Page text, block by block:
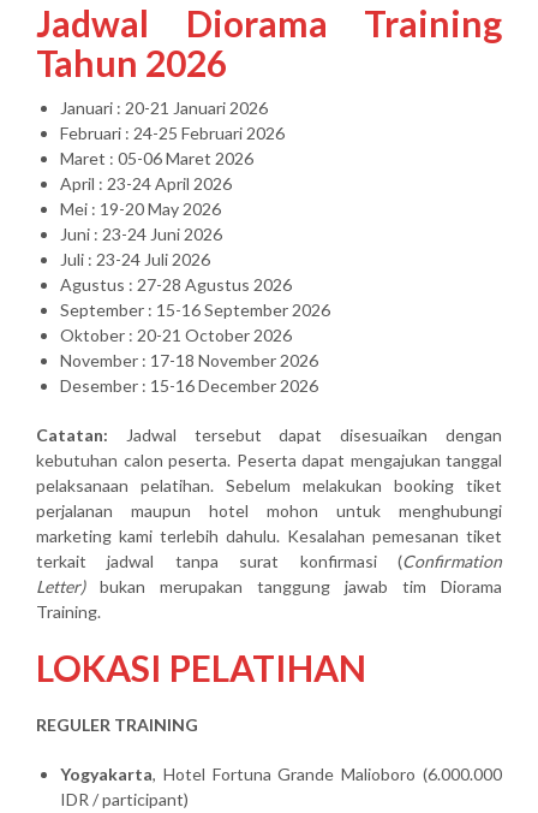
Jadwal Diorama Training
Tahun 2026
Januari : 20-21 Januari 2026
Februari : 24-25 Februari 2026
Maret : 05-06 Maret 2026
April : 23-24 April 2026
Mei : 19-20 May 2026
Juni : 23-24 Juni 2026
Juli : 23-24 Juli 2026
Agustus : 27-28 Agustus 2026
September : 15-16 September 2026
Oktober : 20-21 October 2026
November : 17-18 November 2026
Desember : 15-16 December 2026
Catatan: Jadwal tersebut dapat disesuaikan dengan
kebutuhan calon peserta. Peserta dapat mengajukan tanggal
pelaksanaan pelatihan. Sebelum melakukan booking tiket
perjalanan maupun hotel mohon untuk menghubungi
marketing kami terlebih dahulu. Kesalahan pemesanan tiket
terkait jadwal tanpa surat konfirmasi (Confirmation
Letter)bukan merupakan tanggung jawab tim Diorama
Training.
LOKASI PELATIHAN
REGULER TRAINING
Yogyakarta, Hotel Fortuna Grande Malioboro (6.000.000
IDR / participant)